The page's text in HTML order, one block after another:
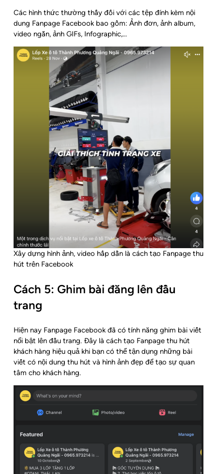
Các hình thức thường thấy đối với các tệp đính kèm nội
dung Fanpage Facebook bao gồm: Ảnh đơn, ảnh album,
video ngắn, ảnh GIFs, Infographic,…
Xây dựng hình ảnh, video hấp dẫn là cách tạo Fanpage thu
hút trên Facebook
Cách 5: Ghim bài đăng lên đầu
trang
Hiện nay Fanpage Facebook đã có tính năng ghim bài viết
nổi bật lên đầu trang. Đây là cách tạo Fanpage thu hút
khách hàng hiệu quả khi bạn có thể tận dụng những bài
viết có nội dung thu hút và hình ảnh đẹp để tạo sự quan
tâm cho khách hàng.